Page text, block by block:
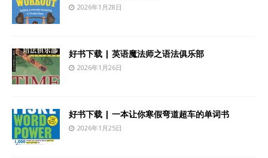
2026年1月28日
好书下载 | 英语魔法师之语法俱乐部
2026年1月26日
好书下载 | 一本让你寒假弯道超车的单词书
2026年1月25日